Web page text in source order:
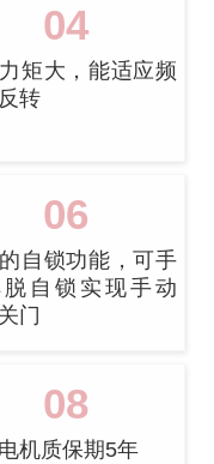
04
矩大，能适应频
转
06
自锁功能，可手
自锁实现手动
门
08
机质保期5年